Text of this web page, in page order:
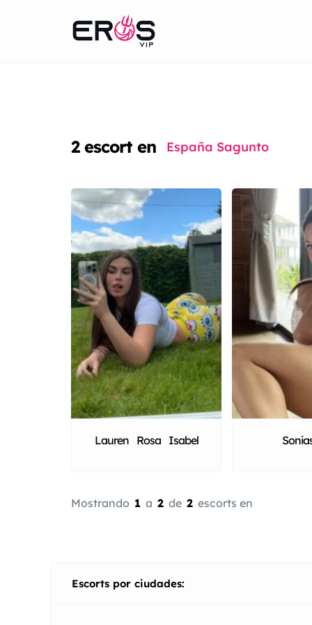
2 escort en España Sagunto
Lauren Rosa Isabel
Mostrando 1 a 2 de 2 escorts en
Escorts por ciudades: